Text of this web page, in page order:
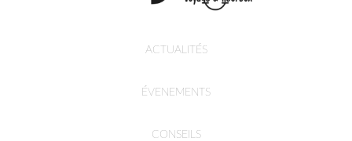
ACTUALITÉS
ÉVENEMENTS
CONSEILS